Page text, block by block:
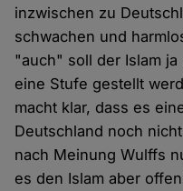
inzwischen zu
schwachen und
"auch" soll der Islam
eine Stufe gestellt
macht klar, dass es
Deutschland noch
nach Meinung Wulffs
es den Islam aber